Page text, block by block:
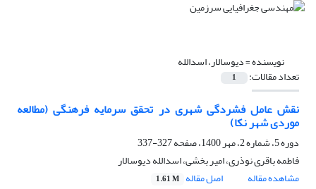
نویسنده =دیوسالار، اسدالله
تعداد مقالات: 1
نقش عامل فشردگی شهری در تحقق سرمایه فرهنگی (مطالعه
موردی شهر نکا)
دوره 5، شماره 2، مهر 1400، صفحه
327-337
فاطمه باقری نوذری، امیر بخشی، اسدالله دیوسالار
مشاهده مقاله
اصل مقاله 1.61 M